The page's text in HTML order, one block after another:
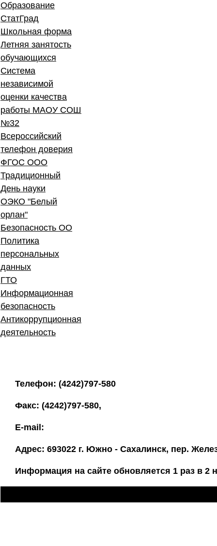
Образование
СтатГрад
Школьная форма
Летняя занятость
обучающихся
Система
независимой
оценки качества
работы МАОУ СОШ
№32
Всероссийский
телефон доверия
ФГОС ООО
Традиционный
День науки
ОЭКО "Белый
орлан"
Безопасность ОО
Политика
персональных
данных
ГТО
Информационная
безопасность
Антикоррупционная
деятельность
Телефон: (4242)797-580
Факс: (4242)797-580,
E-mail:
Адрес: 693022 г. Южно - Сахалинск, пер.
Информация на сайте обновляется 1 раз в 2